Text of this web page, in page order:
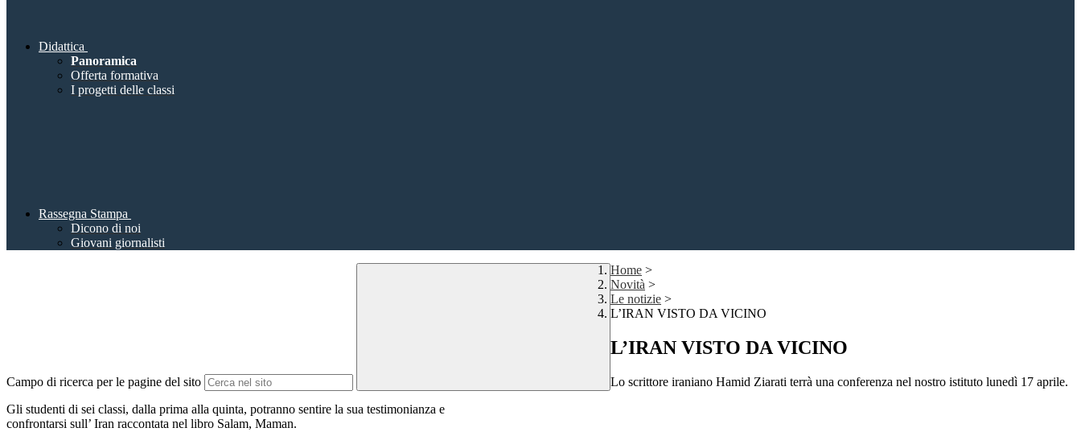
Didattica
Panoramica
Offerta formativa
I progetti delle classi
Rassegna Stampa
Dicono di noi
Giovani giornalisti
Campo di ricerca per le pagine del sito
Home >
Novità >
Le notizie >
L’IRAN VISTO DA VICINO
L’IRAN VISTO DA VICINO
Lo scrittore iraniano Hamid Ziarati terrà una conferenza nel nostro istituto lunedì 17 aprile.
Gli studenti di sei classi, dalla prima alla quinta, potranno sentire la sua testimonianza e
confrontarsi sull’ Iran raccontata nel libro Salam, Maman.